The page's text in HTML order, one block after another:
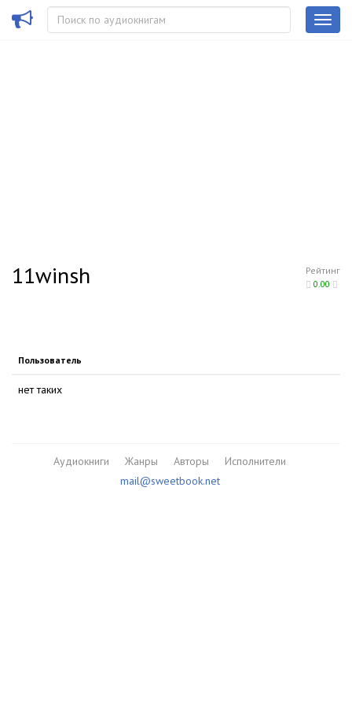
Рейтинг
0.00
11winsh
Пользователь
нет таких
Аудиокниги Жанры Авторы
Исполнители
mail@sweetbook.net